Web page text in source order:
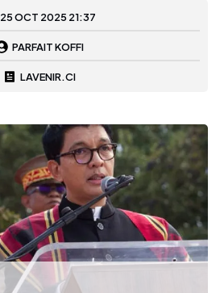
25 OCT 2025 21:37
PARFAIT KOFFI
LAVENIR.CI